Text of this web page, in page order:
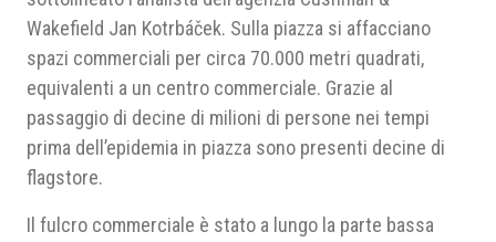
Wakefield Jan Kotrbáček. Sulla piazza si affacciano
spazi commerciali per circa 70.000 metri quadrati,
equivalenti a un centro commerciale. Grazie al
passaggio di decine di milioni di persone nei tempi
prima dell’epidemia in piazza sono presenti decine di
flagstore.
Il fulcro commerciale è stato a lungo la parte bassa